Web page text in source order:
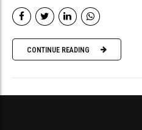
CONTINUE READING